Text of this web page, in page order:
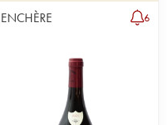
ENCHÈRE 6